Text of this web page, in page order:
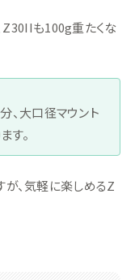
Z30IIも100g重たくな
、大口径マウント
す。
、気軽に楽しめるZ